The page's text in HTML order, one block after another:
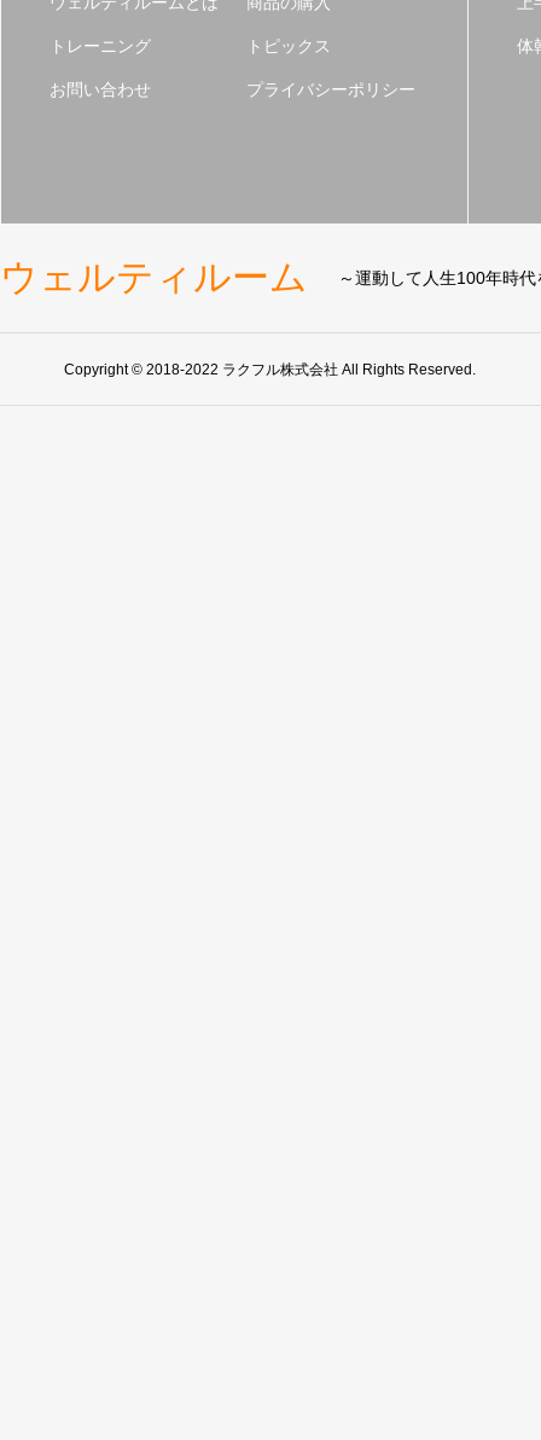
トレーニング トピックス
お問い合わせ プライバシーポリシー
体
ウェルティルーム ～運動して人生100年時
Copyright © 2018-2022 ラクフル株式会社 All Rights Reserved.